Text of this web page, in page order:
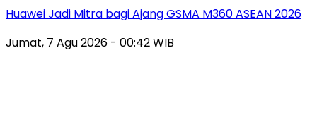
Huawei Jadi Mitra bagi Ajang GSMA M360 ASEAN 2026
Jumat, 7 Agu 2026 - 00:42 WIB